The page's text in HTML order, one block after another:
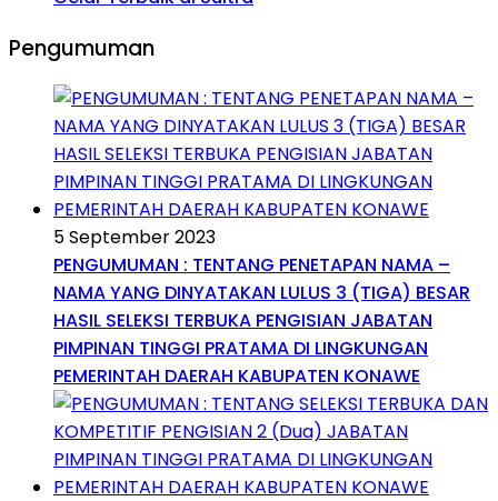
Pengumuman
5 September 2023
PENGUMUMAN : TENTANG PENETAPAN NAMA –
NAMA YANG DINYATAKAN LULUS 3 (TIGA) BESAR
HASIL SELEKSI TERBUKA PENGISIAN JABATAN
PIMPINAN TINGGI PRATAMA DI LINGKUNGAN
PEMERINTAH DAERAH KABUPATEN KONAWE